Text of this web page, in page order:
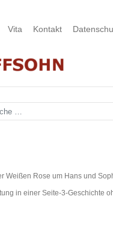
Vita Kontakt
Weißen Rose um Hans und
in einer Seite-3-Geschichte